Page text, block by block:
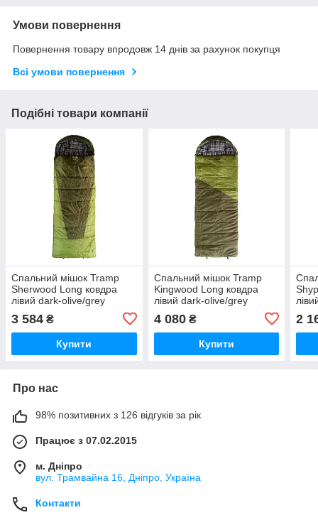
Умови повернення
Повернення товару впродовж 14 днів за рахунок покупця
Всі умови повернення
Подібні товари компанії
Спальний мішок Tramp
Sherwood Long ковдра
лівий dark-olive/grey
3 584 ₴
Купити
Спальний мішок Tramp
Kingwood Long ковдра
лівий dark-olive/grey
4 080₴
Купити
2
Про нас
98% позитивних з 126 відгуків за рік
Працює з 07.02.2015
м. Дніпро
вул. Трамвайна 16, Дніпро, Україна
Контакти